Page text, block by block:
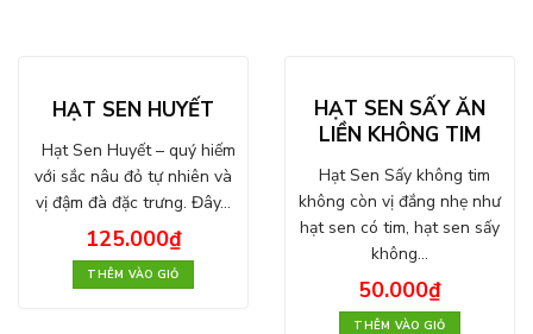
HẠT SEN HUYẾT
Hạt Sen Huyết – quý hiếm
với sắc nâu đỏ tự nhiên và
vị đậm đà đặc trưng. Đây…
125.000₫
THÊM VÀO GIỎ
HẠT SEN SẤY ĂN
LIỀN KHÔNG TIM
Hạt Sen Sấy không tim
không còn vị đắng nhẹ như
hạt sen có tim, hạt sen sấy
không…
50.000₫
THÊM VÀO GIỎ